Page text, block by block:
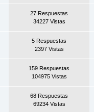
27 Respuestas
34227 Vistas
5 Respuestas
2397 Vistas
159 Respuestas
104975 Vistas
68 Respuestas
69234 Vistas